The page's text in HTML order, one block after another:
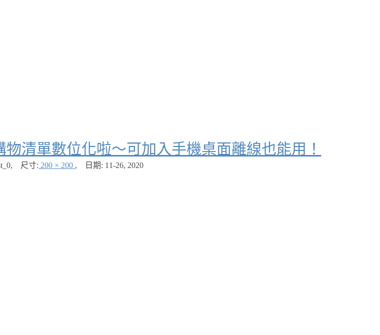
物清單數位化啦～可加入手機桌面離線也能用！
, 尺寸: 200 × 200 , 日期: 11-26, 2020